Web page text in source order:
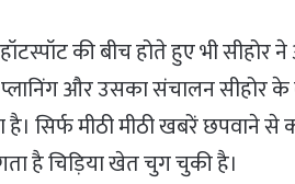
की बीच होते हुए भी
और उसका संचालन सीहोर के
मीठी मीठी खबरें छपवाने से
है चिड़िया खेत चुग चुकी है।